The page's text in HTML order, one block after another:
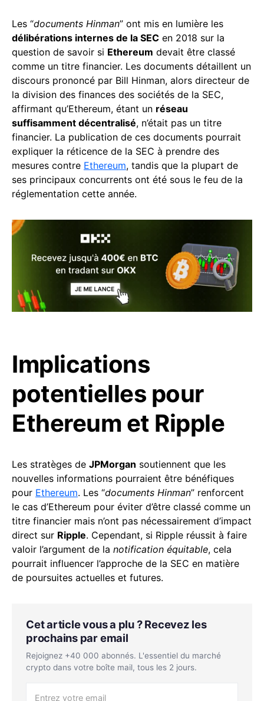
Les “documents Hinman” ont mis en lumière les
délibérations internes de la SEC en 2018 sur la
question de savoir si Ethereum devait être classé
comme un titre financier. Les documents détaillent un
discours prononcé par Bill Hinman, alors directeur de
la division des finances des sociétés de la SEC,
affirmant qu’Ethereum, étant un réseau
suffisamment décentralisé, n’était pas un titre
financier. La publication de ces documents pourrait
expliquer la réticence de la SEC à prendre des
mesures contre Ethereum, tandis que la plupart de
ses principaux concurrents ont été sous le feu de la
réglementation cette année.
Implications
potentielles pour
Ethereum et Ripple
Les stratèges de JPMorgan soutiennent que les
nouvelles informations pourraient être bénéfiques
pour Ethereum. Les “documents Hinman” renforcent
le cas d’Ethereum pour éviter d’être classé comme un
titre financier mais n’ont pas nécessairement d’impact
direct sur Ripple. Cependant, si Ripple réussit à faire
valoir l’argument de la notification équitable, cela
pourrait influencer l’approche de la SEC en matière
de poursuites actuelles et futures.
Cet article vous a plu ? Recevez les
prochains par email
Rejoignez +40 000 abonnés. L'essentiel du marché
crypto dans votre boîte mail, tous les 2 jours.